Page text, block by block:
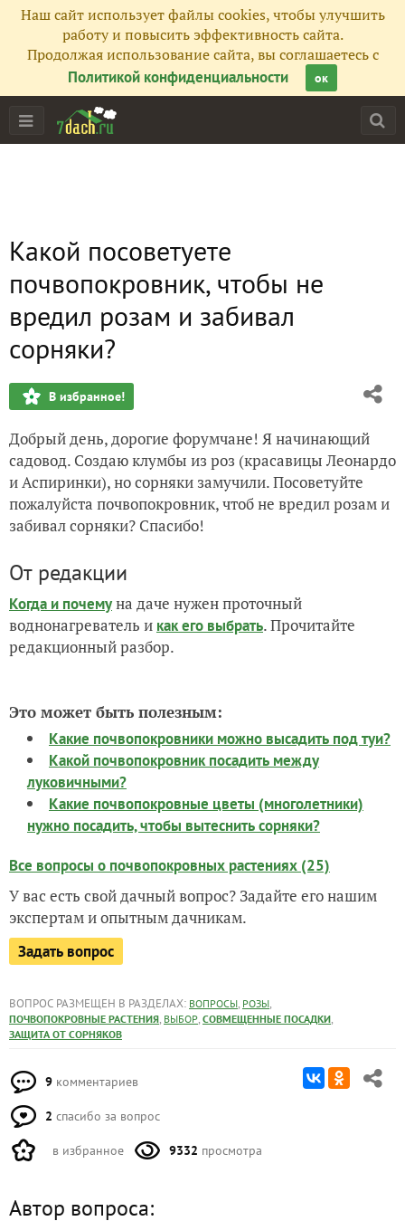
Наш сайт использует файлы cookies, чтобы улучшить
работу и повысить эффективность сайта.
Продолжая использование сайта, вы соглашаетесь с
Политикой конфиденциальности
ок
Какой посоветуете
почвопокровник, чтобы не
вредил розам и забивал
сорняки?
В избранное!
Добрый день, дорогие форумчане! Я начинающий
садовод. Создаю клумбы из роз (красавицы Леонардо
и Аспиринки), но сорняки замучили. Посоветуйте
пожалуйста почвопокровник, чтоб не вредил розам и
забивал сорняки? Спасибо!
От редакции
Когда и почемуна даче нужен проточный
воднонагреватель и как его выбрать. Прочитайте
редакционный разбор.
Это может быть полезным:
Какие почвопокровники можно высадить под туи?
Какой почвопокровник посадить между
луковичными?
Какие почвопокровные цветы (многолетники)
нужно посадить, чтобы вытеснить сорняки?
Все вопросы о почвопокровных растениях (25)
У вас есть свой дачный вопрос? Задайте его нашим
экспертам и опытным дачникам.
Задать вопрос
ВОПРОС РАЗМЕЩЕН В РАЗДЕЛАХ: ВОПРОСЫ, РОЗЫ,
ПОЧВОПОКРОВНЫЕ РАСТЕНИЯ, ВЫБОР, СОВМЕЩЕННЫЕ ПОСАДКИ,
ЗАЩИТА ОТ СОРНЯКОВ
9 комментариев
2 спасибо за вопрос
в избранное 9332 просмотра
Автор вопроса: